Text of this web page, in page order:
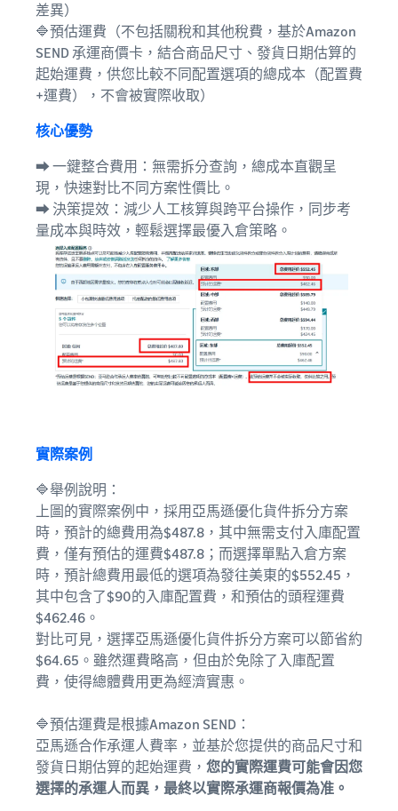
差異）
🔷預估運費（不包括關稅和其他稅費，基於Amazon
SEND 承運商價卡，結合商品尺寸、發貨日期估算的
起始運費，供您比較不同配置選項的總成本（配置費
+運費），不會被實際收取）
核心優勢
⮕ 一鍵整合費用：無需拆分查詢，總成本直觀呈
現，快速對比不同方案性價比。
⮕ 決策提效：減少人工核算與跨平台操作，同步考
量成本與時效，輕鬆選擇最優入倉策略。
實際案例
🔷舉例說明：
上圖的實際案例中，採用亞馬遜優化貨件拆分方案
時，預計的總費用為$487.8，其中無需支付入庫配置
費，僅有預估的運費$487.8；而選擇單點入倉方案
時，預計總費用最低的選項為發往美東的$552.45，
其中包含了$90的入庫配置費，和預估的頭程運費
$462.46。
對比可見，選擇亞馬遜優化貨件拆分方案可以節省約
$64.65。雖然運費略高，但由於免除了入庫配置
費，使得總體費用更為經濟實惠。
🔷預估運費是根據Amazon SEND：
亞馬遜合作承運人費率，並基於您提供的商品尺寸和
發貨日期估算的起始運費， 您的實際運費可能會因您
選擇的承運人而異，最終以實際承運商報價為准。